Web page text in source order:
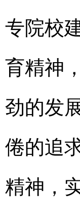
专院校
育精神
劲的发
倦的追
精神，